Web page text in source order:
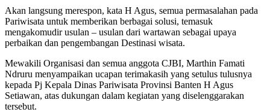
Akan langsung merespon, kata H Agus, semua permasalahan pada
Pariwisata untuk memberikan berbagai solusi, temasuk
mengakomudir usulan – usulan dari wartawan sebagai upaya
perbaikan dan pengembangan Destinasi wisata.
Mewakili Organisasi dan semua anggota CJBI, Marthin Famati
Ndruru menyampaikan ucapan terimakasih yang setulus tulusnya
kepada Pj Kepala Dinas Pariwisata Provinsi Banten H Agus
Setiawan, atas dukungan dalam kegiatan yang diselenggarakan
tersebut.